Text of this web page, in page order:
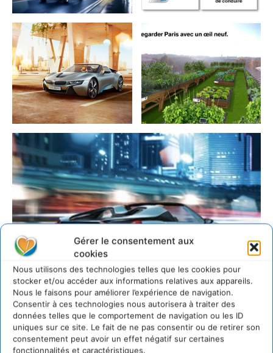
Gérer le consentement aux
cookies
Nous utilisons des technologies telles que les cookies pour
stocker et/ou accéder aux informations relatives aux appareils.
Nous le faisons pour améliorer l’expérience de navigation.
Consentir à ces technologies nous autorisera à traiter des
données telles que le comportement de navigation ou les ID
uniques sur ce site. Le fait de ne pas consentir ou de retirer son
consentement peut avoir un effet négatif sur certaines
fonctionnalités et caractéristiques.